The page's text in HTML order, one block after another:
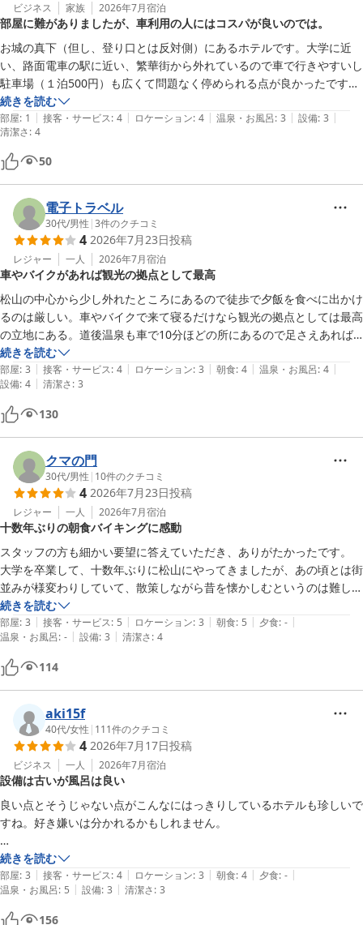
ビジネス 家族 2026年7月宿泊
部屋に難がありましたが、車利用の人にはコスパが良いのでは。
お城の真下（但し、登り口とは反対側）にあるホテルです。大学に近
い、路面電車の駅に近い、繁華街から外れているので車で行きやすいし
駐車場（１泊500円）も広くて問題なく停められる点が良かったです。
ホテル自体は、かなり年月が経っているのか古かったです。ですが、必
要なところにはちゃんと手を入れているように見受けられました。そし
て、朝食が良かったです！バイキング形式でしたが、朝から、きちんと
作った料理が並んでいて感激！しました。特に、里芋を使った地元の料
理、美味しかったです。（自分で作ってみようと思っても、味付けが再
現できそうにないところが郷土料理の良いところ？）これで千円は、破
格だと思います。ただ、お安いプランを利用したせいか、部屋のトイレ
のドアに大穴が開いていて、びっくりしました。どうしたらこんな穴が
開くのか？と主人と頭を捻ってしまいました。ドアと同色のテープくら
い貼っておいて欲しかった。そして、トイレが狭い！飛行機のトイレで
もこれは無いのではないか…と思ってしまうほどです。便器に座ると、
膝が正面の壁につきそう。座るのも立つのも大変でした。最上階に温泉
を引いていて、露天風呂（内風呂は、男女別で３階にある）があったの
ですが、平日は男性専用、土日のみ女性となっていて、平日宿泊の私は
入れませんでした。翌朝入りに行った主人は、「垢が沢山浮いていて、
汚かった。」と言っていました。
続きを読む
部屋: 1 | 接客・サービス: 4 | ロケーション: 4 | 温泉・お風呂: 3 | 設備: 3 |
清潔さ: 4
50
電子トラベル
30代/男性 |3件のクチコミ
4 2026年7月23日投稿
レジャー 一人 2026年7月宿泊
車やバイクがあれば観光の拠点として最高
松山の中心から少し外れたところにあるので徒歩で夕飯を食べに出かけ
るのは厳しい。車やバイクで来て寝るだけなら観光の拠点としては最高
の立地にある。道後温泉も車で10分ほどの所にあるので足さえあれば
いいホテル
続きを読む
部屋: 3 | 接客・サービス: 4 | ロケーション: 3 | 朝食: 4 | 温泉・お風呂: 4 |
設備: 4 | 清潔さ: 3
130
クマの門
30代/男性 | 10件のクチコミ
4 2026年7月23日投稿
レジャー 一人 2026年7月宿泊
十数年ぶりの朝食バイキングに感動
スタッフの方も細かい要望に答えていただき、ありがたかったです。
大学を卒業して、十数年ぶりに松山にやってきましたが、あの頃とは街
並みが様変わりしていて、散策しながら昔を懐かしむというのは難しく
感じたため、また松山に来るかはなんとも言えないところですが。
十数年ぶりに食べた朝食バイキングが変わらず美味しくて、嬉しく思い
ました。
続きを読む
部屋: 3 | 接客・サービス: 5 | ロケーション: 3 | 朝食: 5 | 夕食: - |
温泉・お風呂: - | 設備: 3 | 清潔さ: 4
114
aki15f
40代/女性 | 111件のクチコミ
4 2026年7月17日投稿
ビジネス 一人 2026年7月宿泊
設備は古いが風呂は良い
良い点とそうじゃない点がこんなにはっきりしているホテルも珍しいで
すね。好き嫌いは分かれるかもしれません。
良い点
・荷物預かってくださった方の対応はとても良かったです
・お風呂素晴らしい。平日は露天風呂は男性しか使えませんが、内風呂
でも大満足。
続きを読む
部屋: 3 | 接客・サービス: 4 | ロケーション: 3 | 朝食: 4 | 夕食: - |
温泉・お風呂: 5 | 設備: 3 | 清潔さ: 3
156